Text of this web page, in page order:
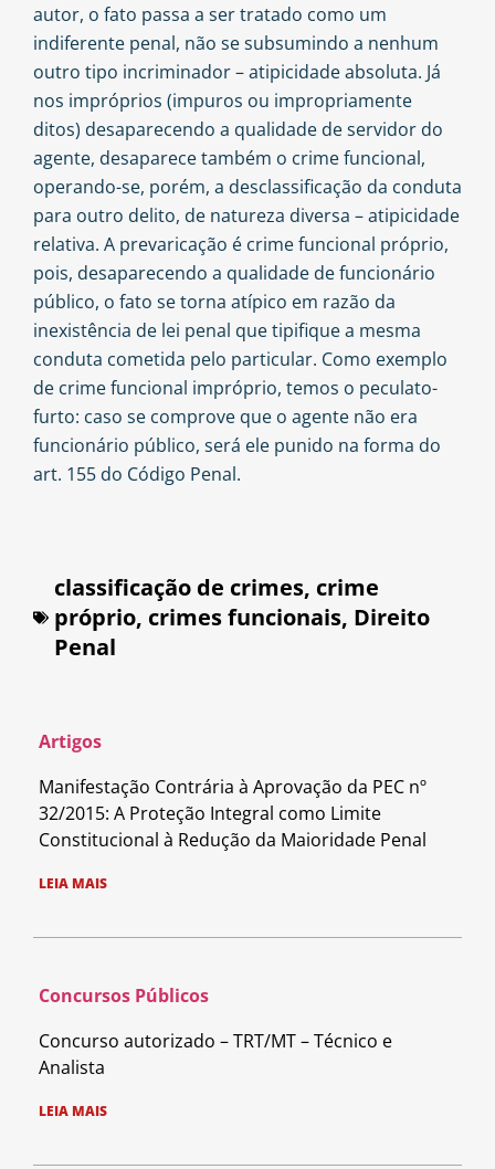
autor, o fato passa a ser tratado como um
indiferente penal, não se subsumindo a nenhum
outro tipo incriminador – atipicidade absoluta. Já
nos impróprios (impuros ou impropriamente
ditos) desaparecendo a qualidade de servidor do
agente, desaparece também o crime funcional,
operando-se, porém, a desclassificação da conduta
para outro delito, de natureza diversa – atipicidade
relativa. A prevaricação é crime funcional próprio,
pois, desaparecendo a qualidade de funcionário
público, o fato se torna atípico em razão da
inexistência de lei penal que tipifique a mesma
conduta cometida pelo particular. Como exemplo
de crime funcional impróprio, temos o peculato-
furto: caso se comprove que o agente não era
funcionário público, será ele punido na forma do
art. 155 do Código Penal.
classificação de crimes, crime
próprio, crimes funcionais, Direito
Penal
Artigos
Manifestação Contrária à Aprovação da PEC nº
32/2015: A Proteção Integral como Limite
Constitucional à Redução da Maioridade Penal
LEIA MAIS
Concursos Públicos
Concurso autorizado – TRT/MT – Técnico e
Analista
LEIA MAIS